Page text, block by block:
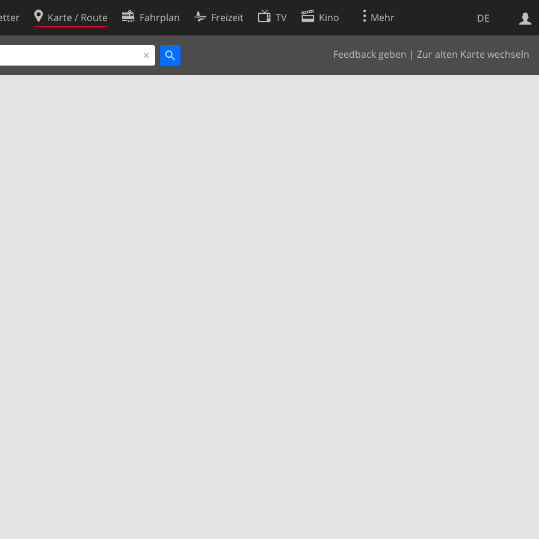
DE
Karte / Route Fahrplan Freizeit TV Kino Mehr
Feedback geben | Zur alten Karte wechseln
Websuche
Cookie-Richtlinie
Cookie-Einstellungen